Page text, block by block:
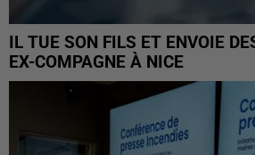
IL TUE SON FILS ET ENVOIE
EX-COMPAGNE À NICE